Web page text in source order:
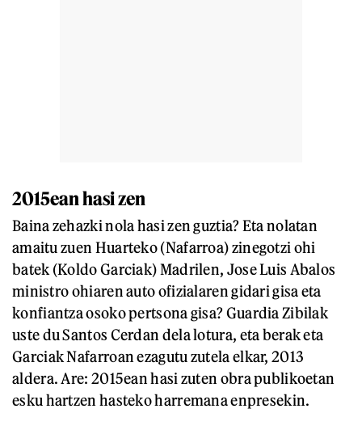
2015ean hasi zen
Baina zehazki nola hasi zen guztia? Eta nolatan
amaitu zuen Huarteko (Nafarroa) zinegotzi ohi
batek (Koldo Garciak) Madrilen, Jose Luis Abalos
ministro ohiaren auto ofizialaren gidari gisa eta
konfiantza osoko pertsona gisa? Guardia Zibilak
uste du Santos Cerdan dela lotura, eta berak eta
Garciak Nafarroan ezagutu zutela elkar, 2013
aldera. Are: 2015ean hasi zuten obra publikoetan
esku hartzen hasteko harremana enpresekin.